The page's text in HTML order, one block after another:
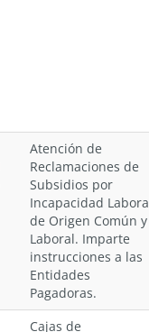
Atención de
Reclamaciones de
Subsidios por
Incapacidad
de Origen Común y
Laboral. Imparte
instrucciones a las
Entidades
Pagadoras.
Cajas de